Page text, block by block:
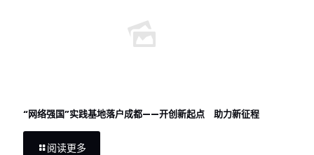
“网络强国”实践基地落户成都——开创新起点 助力新征程
阅读更多